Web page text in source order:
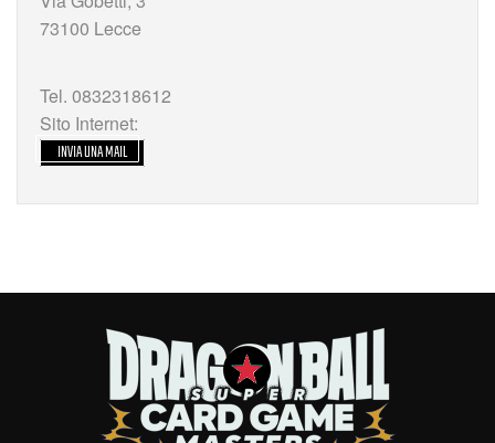
73100 Lecce
Tel. 0832318612
Sito Internet:
INVIA UNA MAIL